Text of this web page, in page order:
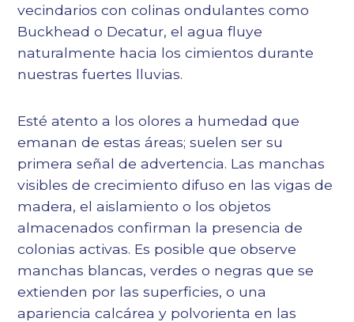
vecindarios con colinas ondulantes como
Buckhead o Decatur, el agua fluye
naturalmente hacia los cimientos durante
nuestras fuertes lluvias.
Esté atento a los olores a humedad que
emanan de estas áreas; suelen ser su
primera señal de advertencia. Las manchas
visibles de crecimiento difuso en las vigas de
madera, el aislamiento o los objetos
almacenados confirman la presencia de
colonias activas. Es posible que observe
manchas blancas, verdes o negras que se
extienden por las superficies, o una
apariencia calcárea y polvorienta en las